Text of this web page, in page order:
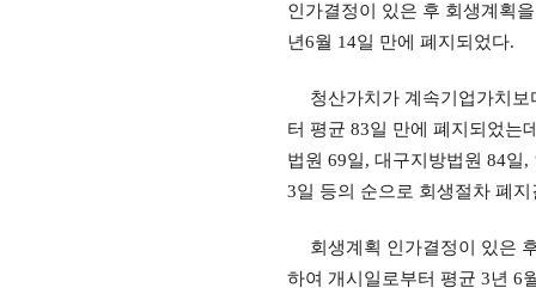
인가결정이 있은 후 회생계획
년6월 14일 만에 폐지되었다.
청산가치가 계속기업가치
터 평균 83일 만에 폐지되었는
법원 69일, 대구지방법원 84일,
3일 등의 순으로 회생절차 폐
회생계획 인가결정이 있은
하여 개시일로부터 평균 3년 6